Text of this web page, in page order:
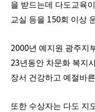
을 받드는데 다도교육
교실 등을 150회 이상
2000년 예지원 광주지
23년동안 차문화 복지
장서 건강하고 예절바
또한 수상자는 다도 지